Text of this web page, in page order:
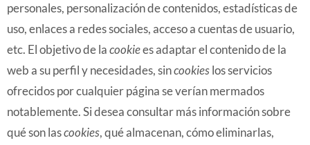
personales, personalización de contenidos, estadísticas de
uso, enlaces a redes sociales, acceso a cuentas de usuario,
etc. El objetivo de lacookiees adaptar el contenido de la
web a su perfil y necesidades, sincookieslos servicios
ofrecidos por cualquier página se verían mermados
notablemente. Si desea consultar más información sobre
qué son lascookies, qué almacenan, cómo eliminarlas,